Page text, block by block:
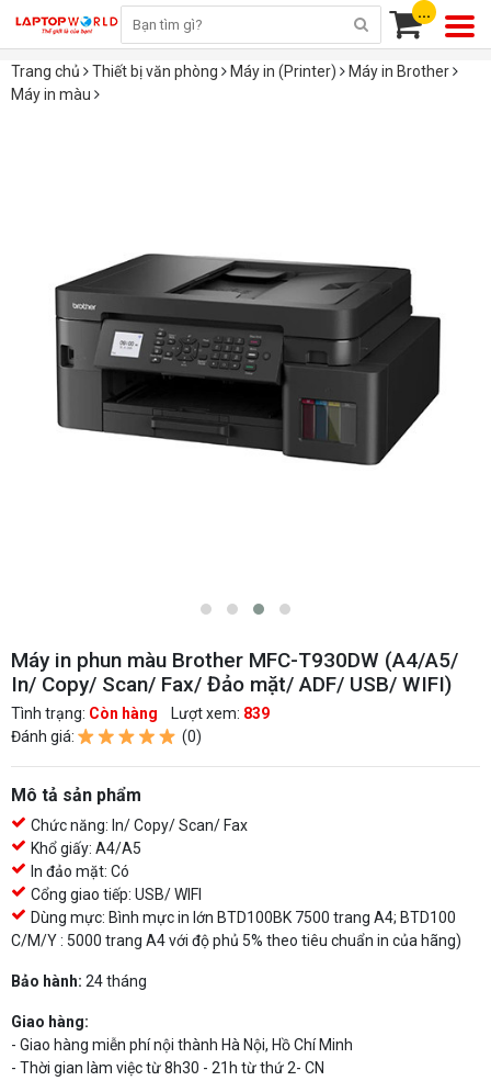
...
Trang chủ Thiết bị văn phòng Máy in (Printer)
Máy in Brother
Máy in màu
Máy in phun màu Brother MFC-T930DW (A4/A5/
In/ Copy/ Scan/ Fax/ Đảo mặt/ ADF/ USB/ WIFI)
Tình trạng: Còn hàng Lượt xem: 839
Đánh giá:
(0)
Mô tả sản phẩm
Chức năng: In/ Copy/ Scan/ Fax
Khổ giấy: A4/A5
In đảo mặt: Có
Cổng giao tiếp: USB/ WIFI
Dùng mực: Bình mực in lớn BTD100BK 7500 trang A4; BTD100
C/M/Y : 5000 trang A4 với độ phủ 5% theo tiêu chuẩn in của hãng)
Bảo hành: 24 tháng
Giao hàng:
- Giao hàng miễn phí nội thành Hà Nội, Hồ Chí Minh
- Thời gian làm việc từ 8h30 - 21h từ thứ 2- CN